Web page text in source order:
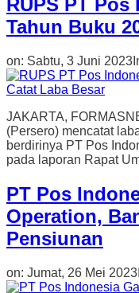
Tahun Buku
on: Sabtu, 3 Juni 2023
JAKARTA,
(Persero) mencatat
berdirinya PT Pos
pada laporan Rapat
PT Pos
Operation,
Pensiunan
on: Jumat, 26 Mei 2023